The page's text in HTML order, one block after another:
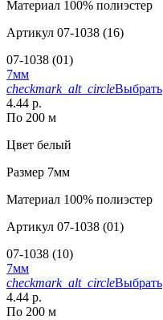
Материал 100% полиэстер
Артикул 07-1038 (16)
07-1038 (01)
7мм
checkmark_alt_circleВыбрать
4.44 р.
По 200 м
Цвет белый
Размер 7мм
Материал 100% полиэстер
Артикул 07-1038 (01)
07-1038 (10)
7мм
checkmark_alt_circleВыбрать
4.44 р.
По 200 м